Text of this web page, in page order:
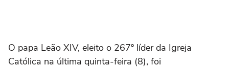
O papa Leão XIV, eleito o 267º líder da Igreja
Católica na última quinta-feira (8), foi